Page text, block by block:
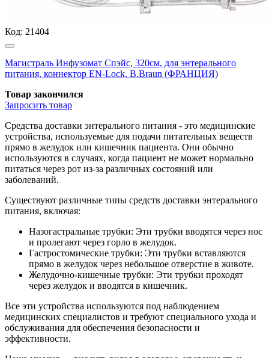
Код: 21404
Магистраль Инфузомат Спэйс, 320см, для энтерального
питания, коннектор EN-Lock, B.Braun (ФРАНЦИЯ)
Товар закончился
Запросить товар
Средства доставки энтерального питания - это медицинские
устройства, используемые для подачи питательных веществ
прямо в желудок или кишечник пациента. Они обычно
используются в случаях, когда пациент не может нормально
питаться через рот из-за различных состояний или
заболеваний.
Существуют различные типы средств доставки энтерального
питания, включая:
Назогастральные трубки: Эти трубки вводятся через нос
и пролегают через горло в желудок.
Гастростомические трубки: Эти трубки вставляются
прямо в желудок через небольшое отверстие в животе.
Желудочно-кишечные трубки: Эти трубки проходят
через желудок и вводятся в кишечник.
Все эти устройства используются под наблюдением
медицинских специалистов и требуют специального ухода и
обслуживания для обеспечения безопасности и
эффективности.